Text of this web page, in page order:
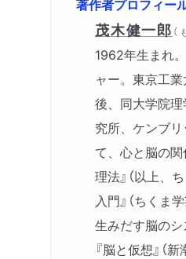
著作者プロフィー
茂木健一郎 （
1962年生まれ
ャー。東京工
後、同大学院
究所、ケンブリ
て、心と脳の関
理法』（以上、
入門』（ちくま
生みだす脳のシ
『脳と仮想』（